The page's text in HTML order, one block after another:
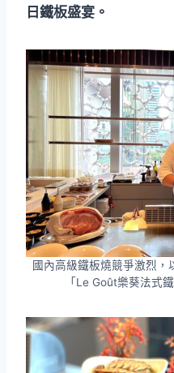
日鐵板盛宴。
國內高級鐵板燒競爭激烈，
「Le Goût樂葵法式